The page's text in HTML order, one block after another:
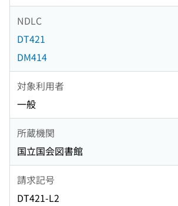
NDLC
DT421
DM414
対象利用者
一般
所蔵機関
国立国会図書館
請求記号
DT421-L2